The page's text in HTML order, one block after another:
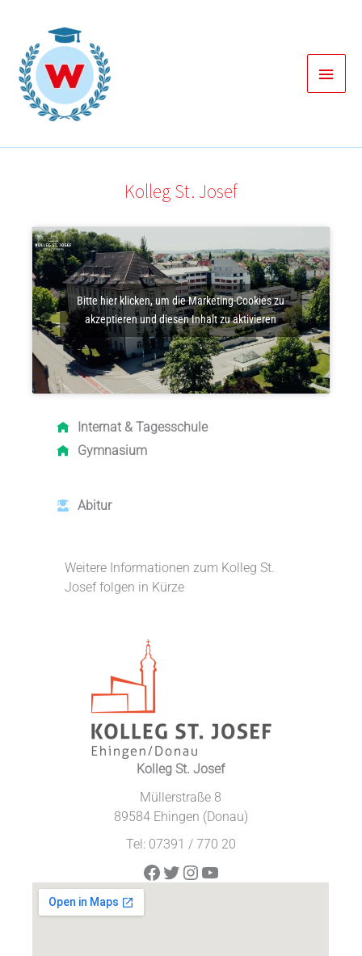
springen
Kolleg St. Josef
Bitte hier klicken, um die Marketing-Cookies zu
akzeptieren und diesen Inhalt zu aktivieren
Internat &
Tagesschule
Gymnasium
Abitur
Weitere Informationen zum Kolleg St.
Josef folgen in Kürze
Kolleg St. Josef
Müllerstraße 8
89584 Ehingen (Donau)
Tel: 07391 / 770 20
Facebook
Twitter
Instagram
YouTube